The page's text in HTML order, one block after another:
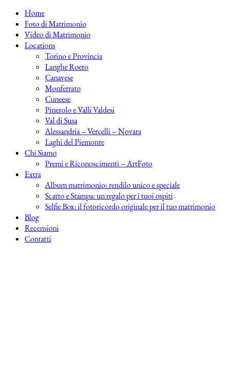
Home
Foto di Matrimonio
Video di Matrimonio
Locations
Torino e Provincia
Langhe Roero
Canavese
Monferrato
Cuneese
Pinerolo e Valli Valdesi
Val di Susa
Alessandria – Vercelli – Novara
Laghi del Piemonte
Chi Siamo
Premi e Riconoscimenti – ArtFoto
Extra
Album matrimonio: rendilo unico e speciale
Scatto e Stampa: un regalo per i tuoi ospiti
Selfie Box: il fotoricordo originale per il tuo matrimonio
Blog
Recensioni
Contatti